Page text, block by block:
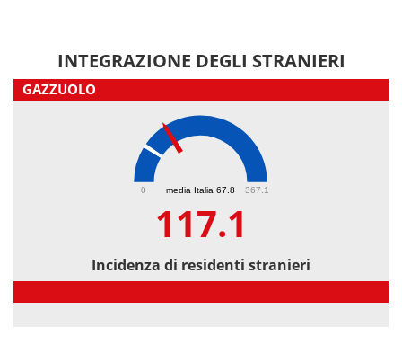
INTEGRAZIONE DEGLI STRANIERI
GAZZUOLO
media Italia 67.8
0 367.1
117.1
Incidenza di residenti stranieri